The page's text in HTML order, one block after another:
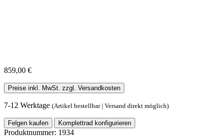
859,00 €
Preise inkl. MwSt. zzgl. Versandkosten
7-12 Werktage (Artikel bestellbar | Versand direkt möglich)
Felgen kaufen Komplettrad konfigurieren
Produktnummer: 1934